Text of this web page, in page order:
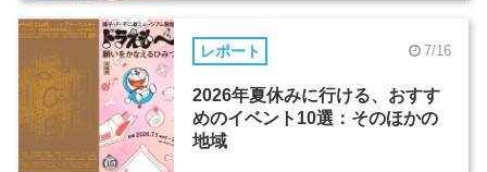
レポート 7/16
2026年夏休みに行ける、おすす
めのイベント10選：そのほかの
地域